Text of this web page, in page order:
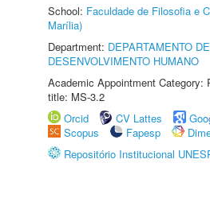
School: Faculdade de Filosofia e
Marília)
Department: DEPARTAMENTO
DESENVOLVIMENTO HUMANO
Academic Appointment Category:
title: MS-3.2
Orcid
CV Lattes
Scopus
Fapesp
Repositório Institucional